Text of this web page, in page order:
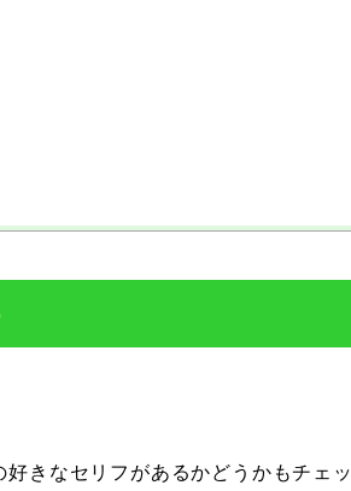
きなセリフがあるかどうかもチェッ